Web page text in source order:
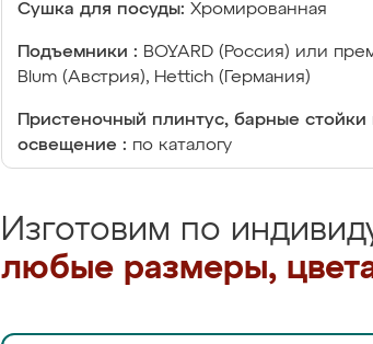
Сушка для посуды: Хромированная
Подъемники : BOYARD (Россия) или
Blum (Австрия), Hettich (Германия)
Пристеночный плинтус, барные стойки
освещение : по каталогу
Изготовим по
любые размеры,